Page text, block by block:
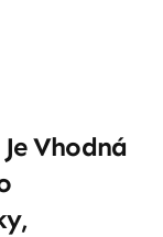
Vhodná